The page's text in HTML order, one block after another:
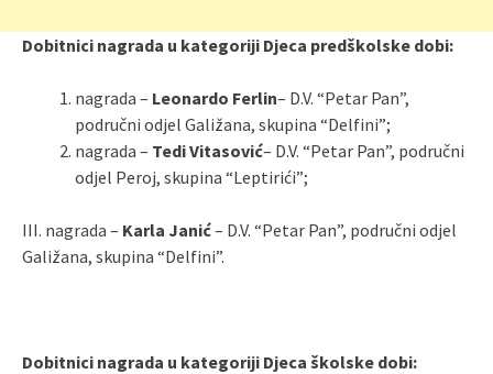
Dobitnici nagrada u kategoriji Djeca predškolske dobi:
nagrada – Leonardo Ferlin– D.V. “Petar Pan”,
područni odjel Galižana, skupina “Delfini”;
nagrada – Tedi Vitasović– D.V. “Petar Pan”, područni
odjel Peroj, skupina “Leptirići”;
III. nagrada – Karla Janić– D.V. “Petar Pan”, područni odjel
Galižana, skupina “Delfini”.
Dobitnici nagrada u kategoriji Djeca školske dobi: